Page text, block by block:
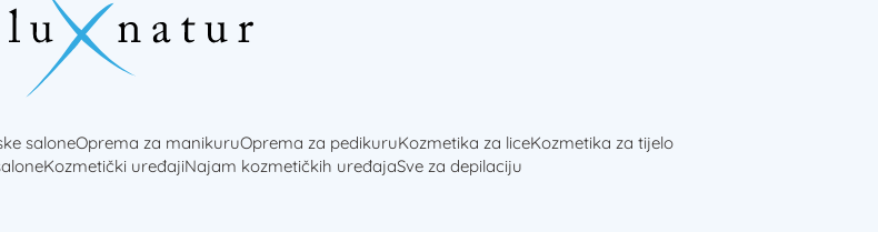
saloneOprema za manikuruOprema za pedikuruKozmetika za liceKozmetika za tijelo
Kozmetički uređajiNajam kozmetičkih uređajaSve za depilaciju